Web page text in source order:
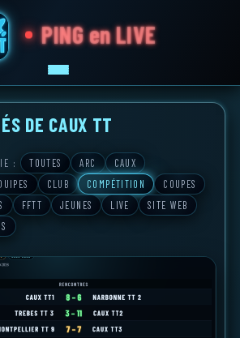
PING en LIVE
DE CAUX TT
: TOUTES ARC
CAUX
CLUB COMPÉTITION
COUPES
FFTT JEUNES LIVE
SITE WEB